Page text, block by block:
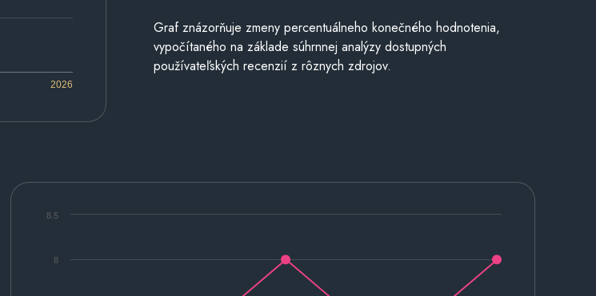
2026
Graf znázorňuje zmeny percentuálneho konečného hodnotenia,
vypočítaného na základe súhrnnej analýzy dostupných
používateľských recenzií z rôznych zdrojov.
8
8.5